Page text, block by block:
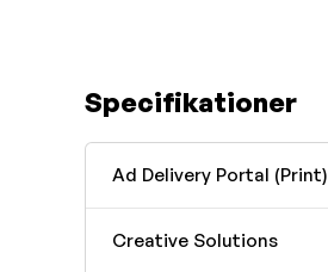
Specifikationer
Ad Delivery Portal (Print)
Creative Solutions